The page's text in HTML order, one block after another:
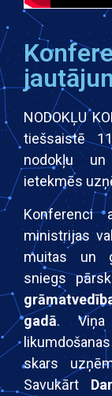
NODOKĻU
tiešsaistē
nodokļu un
ietekmēs
Konferenci
ministrijas
muitas un
sniegs
gadā. Viņa
skars
Savukārt